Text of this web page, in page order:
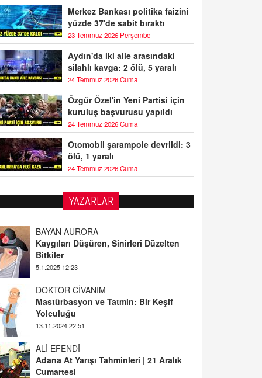
Merkez Bankası politika faizini
yüzde 37'de sabit bıraktı
23 Temmuz 2026 Perşembe
Aydın'da iki aile arasındaki
silahlı kavga: 2 ölü, 5 yaralı
24 Temmuz 2026 Cuma
Özgür Özel'in Yeni Partisi için
kuruluş başvurusu yapıldı
24 Temmuz 2026 Cuma
Otomobil şarampole devrildi: 3
ölü, 1 yaralı
24 Temmuz 2026 Cuma
YAZARLAR
BAYAN AURORA
Kaygıları Düşüren, Sinirleri Düzelten
Bitkiler
5.1.2025 12:23
DOKTOR CİVANIM
Mastürbasyon ve Tatmin: Bir Keşif
Yolculuğu
13.11.2024 22:51
ALİ EFENDİ
Adana At Yarışı Tahminleri | 21 Aralık
Cumartesi